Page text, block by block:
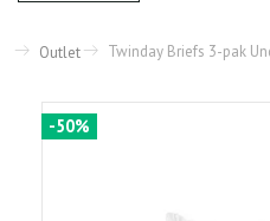
Outlet Twinday Briefs 3-pak
-50%